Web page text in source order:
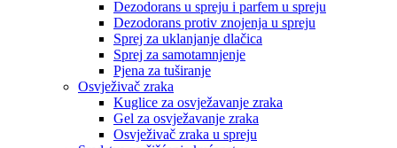
Dezodorans u spreju i parfem u spreju
Dezodorans protiv znojenja u spreju
Sprej za uklanjanje dlačica
Sprej za samotamnjenje
Pjena za tuširanje
Osvježivač zraka
Kuglice za osvježavanje zraka
Gel za osvježavanje zraka
Osvježivač zraka u spreju